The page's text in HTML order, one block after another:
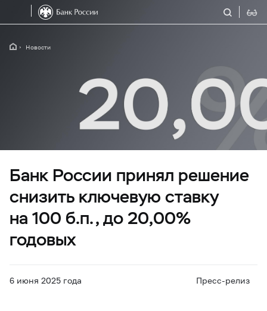
Новости
Банк России принял решение
снизить ключевую ставку
на 100 б.п., до 20,00%
годовых
6 июня 2025 года Пресс-релиз